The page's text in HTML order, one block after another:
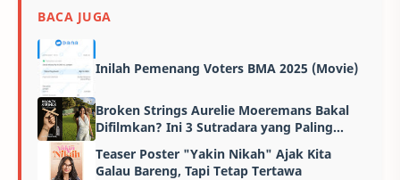
BACA JUGA
Inilah Pemenang Voters BMA 2025 (Movie)
Broken Strings Aurelie Moeremans Bakal
Difilmkan? Ini 3 Sutradara yang Paling
Teaser Poster "Yakin Nikah" Ajak Kita
Galau Bareng, Tapi Tetap Tertawa